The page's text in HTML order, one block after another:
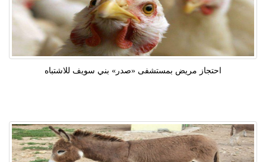
احتجاز مريض بمستشفى «صدر» بني سويف للاشتباه